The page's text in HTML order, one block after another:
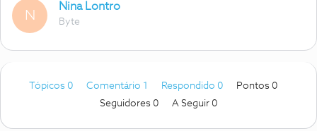
N
Nina Lontro
Byte
Tópicos 0 Comentário 1 Respondido 0
Pontos 0
Seguidores 0 A Seguir 0